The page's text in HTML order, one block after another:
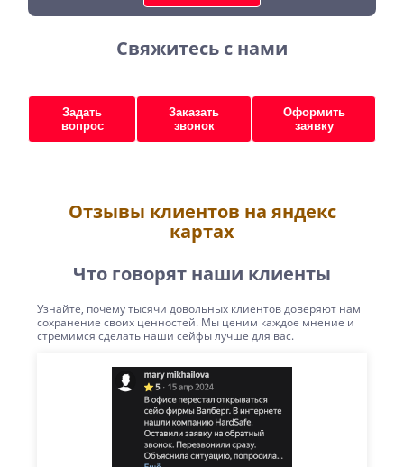
Свяжитесь с нами
Задать
вопрос
Заказать
звонок
Оформить
заявку
Отзывы клиентов на яндекс
картах
Что говорят наши клиенты
Узнайте, почему тысячи довольных клиентов доверяют нам
сохранение своих ценностей. Мы ценим каждое мнение и
стремимся сделать наши сейфы лучше для вас.